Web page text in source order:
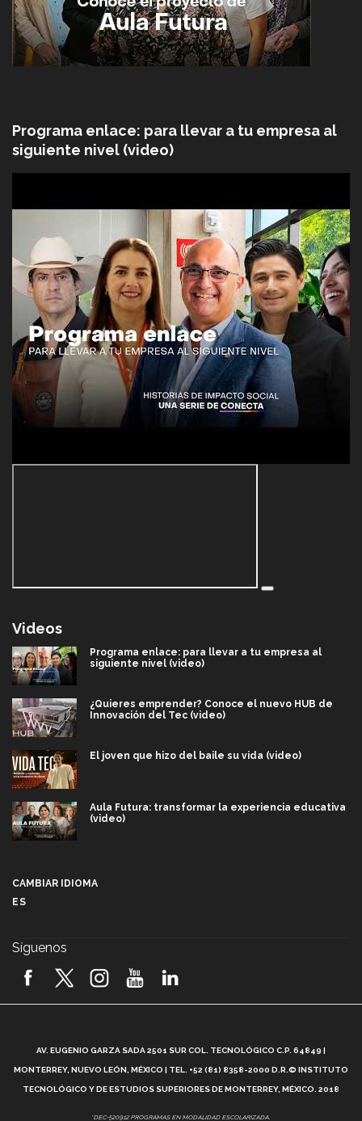
Programa enlace: para llevar a tu empresa al
siguiente nivel (video)
Videos
Programa enlace: para llevar a tu empresa al
siguiente nivel (video)
¿Quieres emprender? Conoce el nuevo HUB de
Innovación del Tec (video)
El joven que hizo del baile su vida (video)
Aula Futura: transformar la experiencia educativa
(video)
2026! (video)
¿Cómo es el Modelo Educativo Tec? (video)
Vida Tec: Feminismo e Inteligencia Artificial, Paola
CAMBIAR IDIOMA
ES
Síguenos
AV. EUGENIO GARZA SADA 2501 SUR COL. TECNOLÓGICO C.P. 64849 |
MONTERREY, NUEVO LEÓN, MÉXICO | TEL. +52 (81) 8358-2000 D.R.© INSTITUTO
TECNOLÓGICO Y DE ESTUDIOS SUPERIORES DE MONTERREY, MÉXICO. 2018
*DEC-520912 PROGRAMAS EN MODALIDAD ESCOLARIZADA.